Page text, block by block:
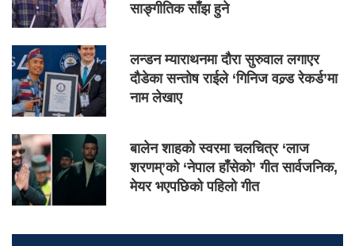
साङ्गीतिक साँझ हुने
लन्डन म्याराथनमा दौरा सुरुवाल लगाएर
दौडेका सन्तोष राईले ‘गिनिज वल्र्ड रेकर्ड’मा
नाम लेखाए
बालेन शाहको स्वरमा चलचित्र ‘लाज
शरणम्’को ‘नेपाल हाँसेको’ गीत सार्वजनिक,
मेयर भएपछिको पहिलो गीत